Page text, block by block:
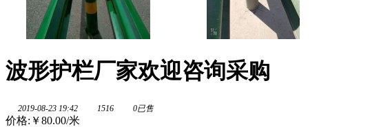
波形护栏厂家欢迎咨询采购
2019-08-23 19:42 1516 0已售
价格: ￥80.00/米